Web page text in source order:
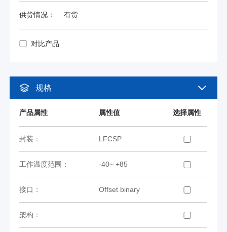
供货情况： 有货
对比产品
规格
产品属性 属性值 选择属性
封装： LFCSP
工作温度范围： -40~ +85
接口： Offset binary
架构：